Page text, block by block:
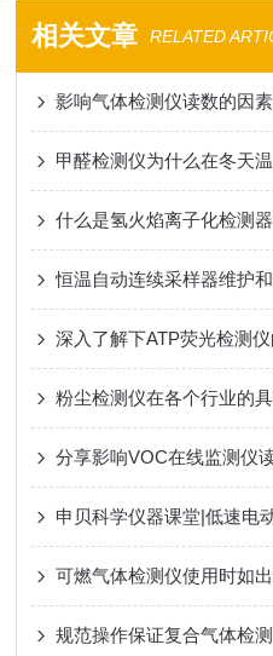
相关文章 RELATED
影响气体检测仪读数的因
什么是氢火焰离子化检测器
恒温自动连续采样器维护
深入了解下ATP荧光检测
粉尘检测仪在各个行业的
分享影响VOC在线监测仪
申贝科学仪器课堂|低速电
可燃气体检测仪使用时如
规范操作保证复合气体检